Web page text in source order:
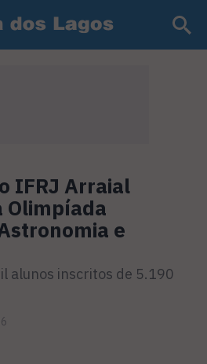
IFRJ Arraial
Olimpíada
e
alunos inscritos de 5.190